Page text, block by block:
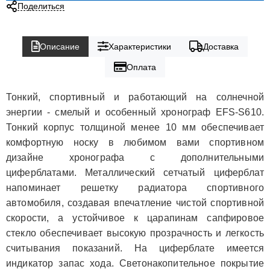
Поделиться
Описание Характеристики Доставка
Оплата
Тонкий, спортивный и работающий на солнечной
энергии - смелый и особенный хронограф EFS-S610.
Тонкий корпус толщиной менее 10 мм обеспечивает
комфортную носку в любимом вами спортивном
дизайне хронографа с дополнительными
циферблатами. Металлический сетчатый циферблат
напоминает решетку радиатора спортивного
автомобиля, создавая впечатление чистой спортивной
скорости, а устойчивое к царапинам сапфировое
стекло обеспечивает высокую прозрачность и легкость
считывания показаний. На циферблате имеется
индикатор запас хода. Светонакопительное покрытие